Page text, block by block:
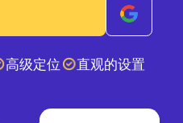
高级定位
直观的设置